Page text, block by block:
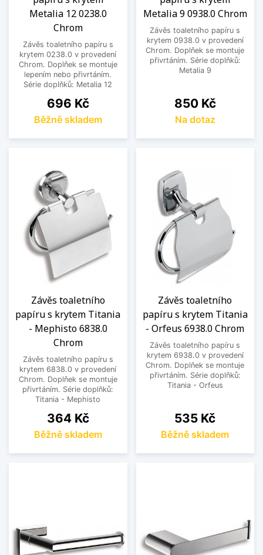
Metalia 12 0238.0
Chrom
Závěs toaletního papíru s
krytem 0238.0 v provedení
Chrom. Doplňek se montuje
lepením nebo přivrtáním.
Série doplňků: Metalia 12
Cena
696 Kč
Běžně skladem
Metalia 9 0938.0 Chrom
Závěs toaletního papíru s
krytem 0938.0 v provedení
Chrom. Doplňek se montuje
přivrtáním. Série doplňků:
Metalia 9
Cena
850 Kč
Na dotaz
Závěs toaletního
papíru s krytem Titania
- Mephisto 6838.0
Chrom
Závěs toaletního papíru s
krytem 6838.0 v provedení
Chrom. Doplňek se montuje
přivrtáním. Série doplňků:
Titania - Mephisto
Cena
364 Kč
Běžně skladem
Závěs toaletního
papíru s krytem Titania
- Orfeus 6938.0 Chrom
Závěs toaletního papíru s
krytem 6938.0 v provedení
Chrom. Doplňek se montuje
přivrtáním. Série doplňků:
Titania - Orfeus
Cena
535 Kč
Běžně skladem